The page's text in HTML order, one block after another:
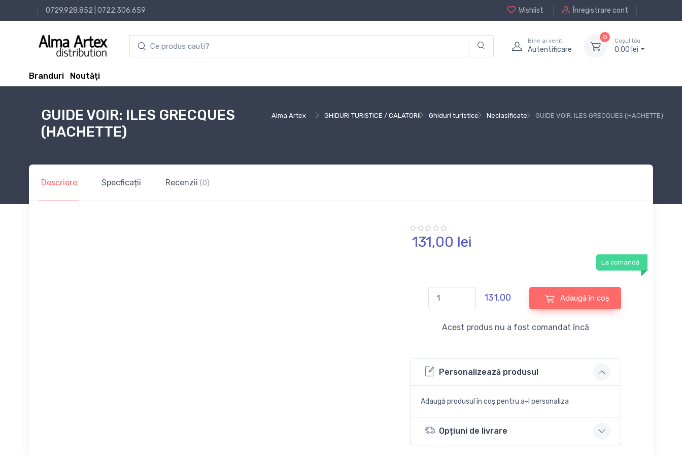
0729.928.852 0722.306.659 Wishlist Înregistrare cont
Bine ai venit
Autentificare
0
Coșul tău
0,00 lei
Branduri Noutăți
Alma Artex GHIDURI TURISTICE / CALATORII Ghiduri turistice Neclasificate GUIDE VOIR: ILES GRECQUES (HACHETTE)
GUIDE VOIR: ILES GRECQUES
(HACHETTE)
Descriere Specficații Recenzii (0)
131,00 lei
La comandă
131.00 Adaugă în coș
Acest produs nu a fost comandat încă
Personalizează produsul
Adaugă produsul în coș pentru a-l personaliza
Opțiuni de livrare